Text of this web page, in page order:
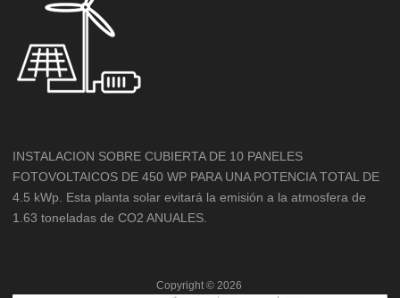
INSTALACION SOBRE CUBIERTA DE 10 PANELES
FOTOVOLTAICOS DE 450 WP PARA UNA POTENCIA TOTAL DE
4.5 kWp. Esta planta solar evitará la emisión a la atmosfera de
1.63 toneladas de CO2 ANUALES.
Copyright © 2026